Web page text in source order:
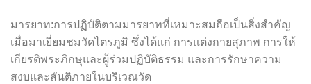
มารยาท:การปฏิบัติตามมารยาทที่เหมาะสมถือเป็นสิ่งสำคัญ
เมื่อมาเยี่ยมชมวัดไตรภูมิ ซึ่งได้แก่ การแต่งกายสุภาพ การให้
เกียรติพระภิกษุและผู้ร่วมปฏิบัติธรรม และการรักษาความ
สงบและสันติภายในบริเวณวัด